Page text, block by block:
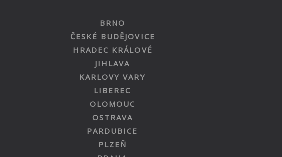
BRNO
ČESKÉ BUDĚJOVICE
HRADEC KRÁLOVÉ
JIHLAVA
KARLOVY VARY
LIBEREC
OLOMOUC
OSTRAVA
PARDUBICE
PLZEŇ